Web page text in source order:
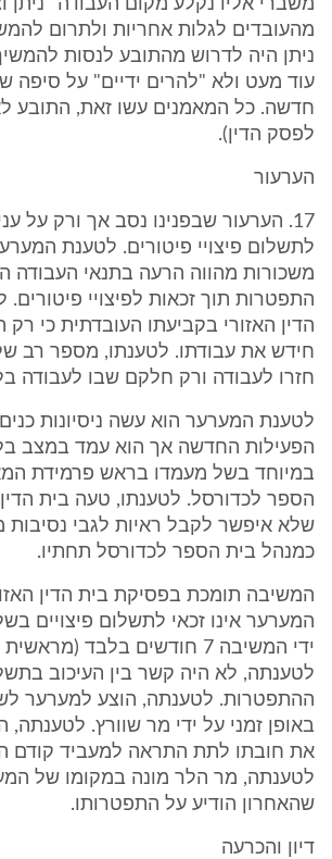
משברי אליו נקלע מקום העבודה "ניתן
מהעובדים לגלות אחריות ולתרום
ניתן היה לדרוש מהתובע לנסות
עוד מעט ולא "להרים ידיים" על סיפה
לפסק הדין).
הערעור
17. הערעור שבפנינו נסב אך ורק על
לתשלום פיצויי פיטורים. לטענת
משכורות מהווה הרעה בתנאי העבודה
התפטרות תוך זכאות לפיצויי
הדין האזורי בקביעתו העובדתית כי
חידש את עבודתו. לטענתו, מספר רב
חזרו לעבודה ורק חלקם שבו לעבודה
לטענת המערער הוא עשה ניסיונות
הפעילות החדשה אך הוא עמד במצב
במיוחד בשל מעמדו בראש פרמידת
הספר לכדורסל. לטענתו, טעה בית
שלא איפשר לקבל ראיות לגבי נסיבות
כמנהל בית הספר לכדורסל תחתיו.
המשיבה תומכת בפסיקת בית הדין
המערער אינו זכאי לתשלום פיצויים
לטענתה, לא היה קשר בין העיכוב
ההתפטרות. לטענתה, הוצע למערער
באופן זמני על ידי מר שוורץ. לטענתה,
את חובתו לתת התראה למעביד קודם
לטענתה, מר הלר מונה במקומו של
שהאחרון הודיע על התפטרותו.
דיון והכרעה